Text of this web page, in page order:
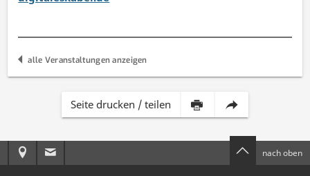
alle Veranstaltungen anzeigen
Seite drucken / teilen
Inhalt Diese
per
Anreise
nach oben